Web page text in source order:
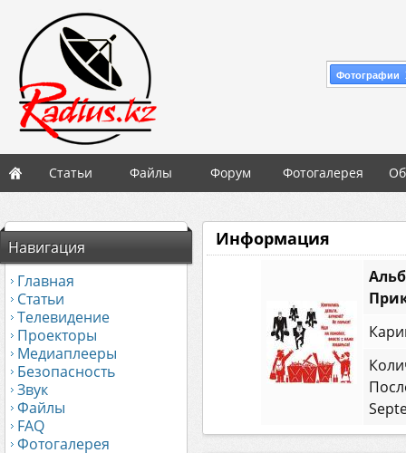
Фотографии
Статьи Файлы Форум Фотогалерея
Навигация
Главная
Статьи
Телевидение
Проекторы
Медиаплееры
Безопасность
Звук
Файлы
FAQ
Фотогалерея
Информация